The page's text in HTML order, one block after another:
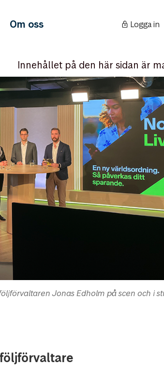
Om oss Logga in
Innehållet på den här sidan är
Jonas Edholm på scen och i